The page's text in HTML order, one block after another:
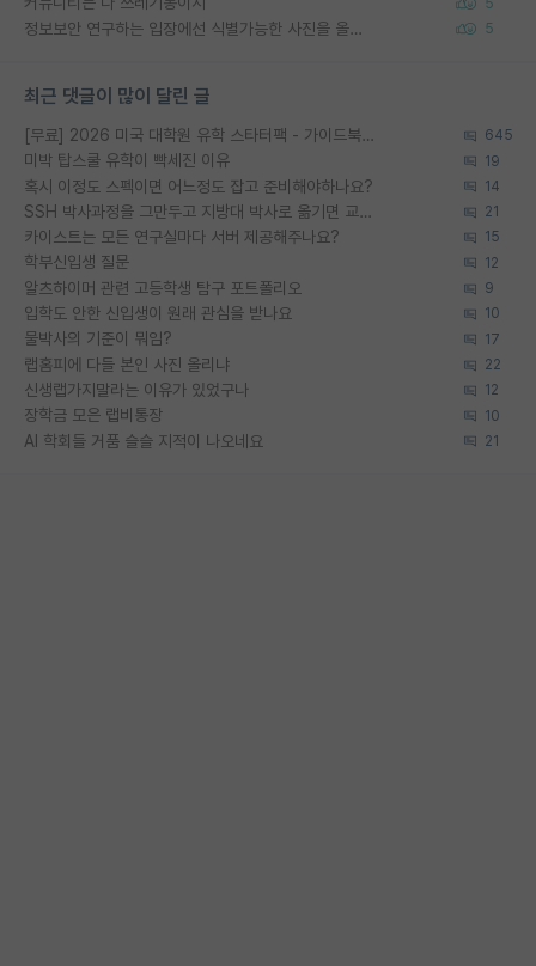
정보보안 연구하는 입장에선 식별가능한 사진을 올리는건 비추이긴함 5
최근 댓글이 많이 달린 글
[무료] 2026 미국 대학원 유학 스타터팩 - 가이드북 & 합격자 컨택메일 템플릿 645
미박 탑스쿨 유학이 빡세진 이유 19
혹시 이정도 스펙이면 어느정도 잡고 준비해야하나요? 14
SSH 박사과정을 그만두고 지방대 박사로 옮기면 교수의 꿈은 끝일까요? 21
카이스트는 모든 연구실마다 서버 제공해주나요? 15
학부신입생 질문 12
알츠하이머 관련 고등학생 탐구 포트폴리오 9
입학도 안한 신입생이 원래 관심을 받나요 10
물박사의 기준이 뭐임? 17
랩홈피에 다들 본인 사진 올리냐 22
신생랩가지말라는 이유가 있었구나 12
장학금 모은 랩비통장 10
AI 학회들 거품 슬슬 지적이 나오네요 21